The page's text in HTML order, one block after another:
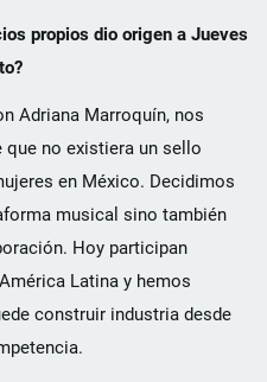
propios dio origen a Jueves
Adriana Marroquín, nos
no existiera un sello
en México. Decidimos
musical sino también
Hoy participan
Latina y hemos
construir industria desde